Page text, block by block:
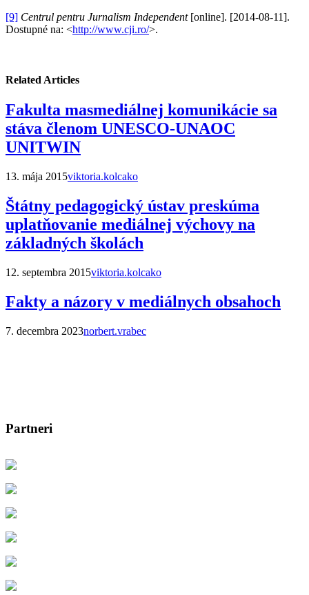
[9] Centrul pentru Jurnalism Independent [online]. [2014-08-11].
Dostupné na: <http://www.cji.ro/>.
Related Articles
Fakulta masmediálnej komunikácie sa
stáva členom UNESCO-UNAOC
UNITWIN
13. mája 2015viktoria.kolcako
Štátny pedagogický ústav preskúma
uplatňovanie mediálnej výchovy na
základných školách
12. septembra 2015viktoria.kolcako
Fakty a názory v mediálnych obsahoch
7. decembra 2023norbert.vrabec
Partneri